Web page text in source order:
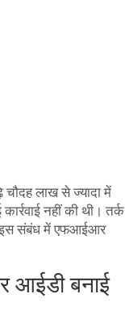
लाख से ज्यादा में
नहीं की थी। तर्क
इस संबंध में एफआईआर
आईडी बनाई